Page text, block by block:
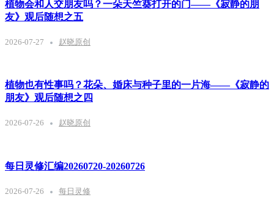
植物会和人交朋友吗？一朵天竺葵打开的门——《寂静的朋
友》观后随想之五
2026-07-27 赵晓原创
植物也有性事吗？花朵、婚床与种子里的一片海——《寂静的
朋友》观后随想之四
2026-07-26 赵晓原创
每日灵修汇编20260720-20260726
2026-07-26 每日灵修